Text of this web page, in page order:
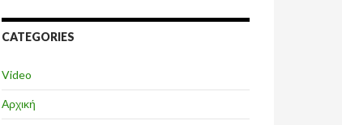
CATEGORIES
Video
Αρχική